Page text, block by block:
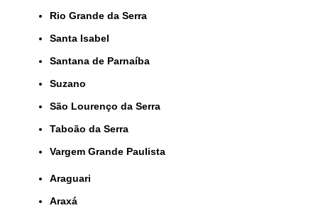
Rio Grande da Serra
Santa Isabel
Santana de Parnaíba
Suzano
São Lourenço da Serra
Taboão da Serra
Vargem Grande Paulista
Araguari
Araxá